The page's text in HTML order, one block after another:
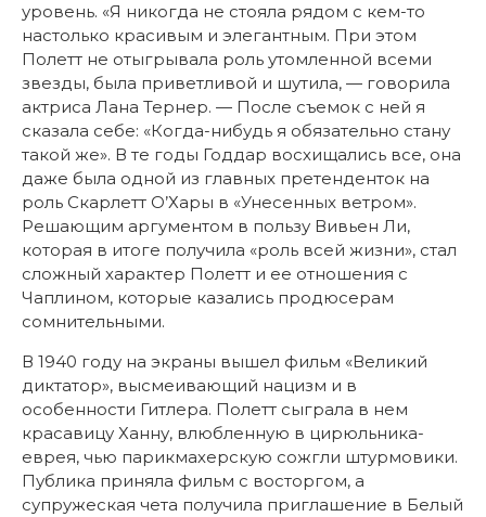
уровень. «Я никогда не стояла рядом с кем-то
настолько красивым и элегантным. При этом
Полетт не отыгрывала роль утомленной всеми
звезды, была приветливой и шутила, — говорила
актриса Лана Тернер. — После съемок с ней я
сказала себе: «Когда-нибудь я обязательно стану
такой же». В те годы Годдар восхищались все, она
даже была одной из главных претенденток на
роль Скарлетт О’Хары в «Унесенных ветром».
Решающим аргументом в пользу Вивьен Ли,
которая в итоге получила «роль всей жизни», стал
сложный характер Полетт и ее отношения с
Чаплином, которые казались продюсерам
сомнительными.
В 1940 году на экраны вышел фильм «Великий
диктатор», высмеивающий нацизм и в
особенности Гитлера. Полетт сыграла в нем
красавицу Ханну, влюбленную в цирюльника-
еврея, чью парикмахерскую сожгли штурмовики.
Публика приняла фильм с восторгом, а
супружеская чета получила приглашение в Белый